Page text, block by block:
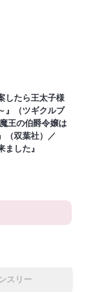
したら王太子様
』（ツギクルブ
王の伯爵令嬢は
（双葉社）／
ました』
スリー